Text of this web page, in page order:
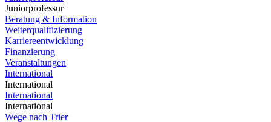
Juniorprofessur
Beratung & Information
Weiterqualifizierung
Karriereentwicklung
Finanzierung
Veranstaltungen
International
International
International
International
Wege nach Trier